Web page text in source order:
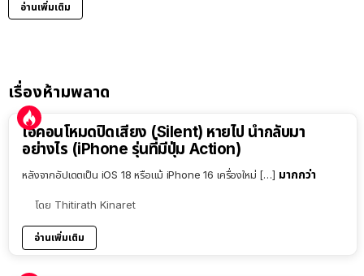
อ่านเพิ่มเติม
เรื่องห้ามพลาด
ไอคอนโหมดปิดเสียง (Silent) หายไป นำกลับมา
อย่างไร (iPhone รุ่นที่มีปุ่ม Action)
หลังจากอัปเดตเป็น iOS 18 หรือแม้ iPhone 16 เครื่องใหม่ […] มากกว่า
โดย Thitirath Kinaret
อ่านเพิ่มเติม